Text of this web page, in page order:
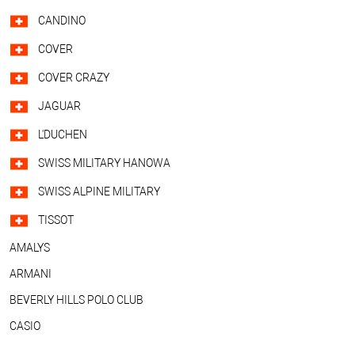
CANDINO
COVER
COVER CRAZY
JAGUAR
L'DUCHEN
SWISS MILITARY HANOWA
SWISS ALPINE MILITARY
TISSOT
AMALYS
ARMANI
BEVERLY HILLS POLO CLUB
CASIO